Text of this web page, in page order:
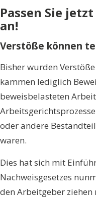
Passen Sie
an!
Verstöße können
Bisher wurden
kammen lediglich
beweisbelasteten
oder andere
waren.
Dies hat sich mit
Nachweisgesetzes
den Arbeitgeber ziehen